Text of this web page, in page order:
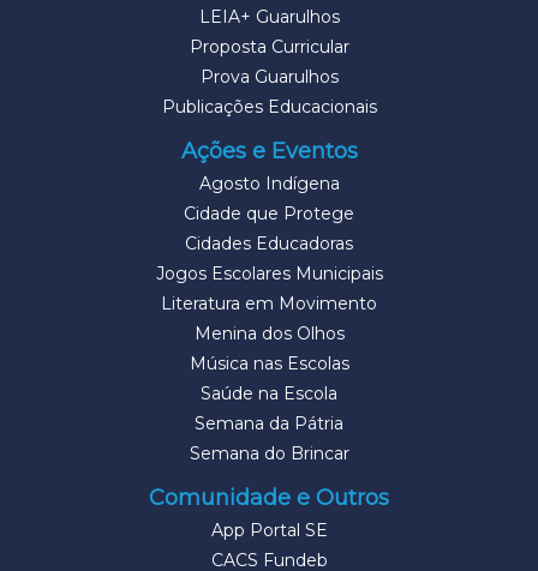
LEIA+ Guarulhos
Proposta Curricular
Prova Guarulhos
Publicações Educacionais
Ações e Eventos
Agosto Indígena
Cidade que Protege
Cidades Educadoras
Jogos Escolares Municipais
Literatura em Movimento
Menina dos Olhos
Música nas Escolas
Saúde na Escola
Semana da Pátria
Semana do Brincar
Comunidade e Outros
App Portal SE
CACS Fundeb